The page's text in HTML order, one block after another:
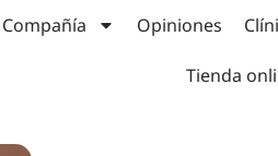
Compañía Opiniones
Tienda